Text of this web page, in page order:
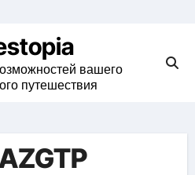
вашего
путешествия